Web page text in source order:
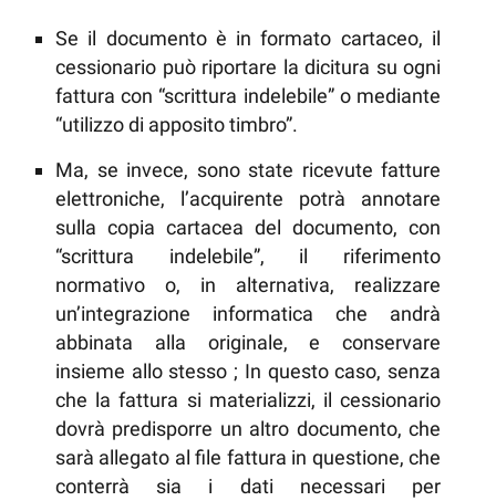
Se il documento è in formato cartaceo, il
cessionario può riportare la dicitura su ogni
fattura con “scrittura indelebile” o mediante
“utilizzo di apposito timbro”.
Ma, se invece, sono state ricevute fatture
elettroniche, l’acquirente potrà annotare
sulla copia cartacea del documento, con
“scrittura indelebile”, il riferimento
normativo o, in alternativa, realizzare
un’integrazione informatica che andrà
abbinata alla originale, e conservare
insieme allo stesso ; In questo caso, senza
che la fattura si materializzi, il cessionario
dovrà predisporre un altro documento, che
sarà allegato al file fattura in questione, che
conterrà sia i dati necessari per